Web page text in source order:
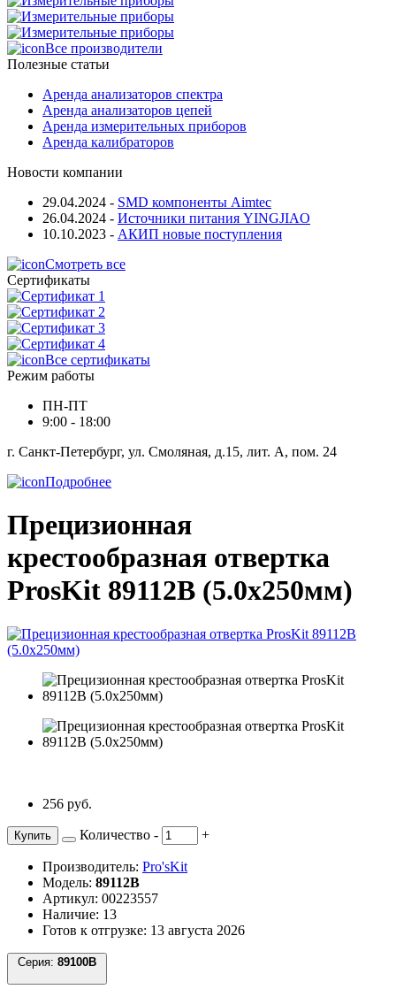
Все производители
Полезные статьи
Аренда анализаторов спектра
Аренда анализаторов цепей
Аренда измерительных приборов
Аренда калибраторов
Новости компании
29.04.2024 - SMD компоненты Aimtec
26.04.2024 - Источники питания YINGJIAO
10.10.2023 - АКИП новые поступления
Смотреть все
Сертификаты
Все сертификаты
Режим работы
ПН-ПТ
9:00 - 18:00
г. Санкт-Петербург, ул. Смоляная, д.15, лит. А, пом. 24
Подробнее
Прецизионная
крестообразная отвертка
ProsKit 89112B (5.0x250мм)
256 руб.
Купить Количество - +
Производитель: Pro'sKit
Модель: 89112B
Артикул: 00223557
Наличие: 13
Готов к отгрузке: 13 августа 2026
Серия: